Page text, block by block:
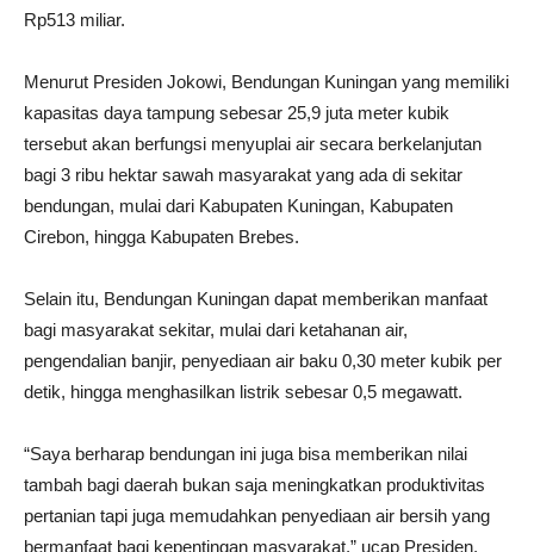
Rp513 miliar.
Menurut Presiden Jokowi, Bendungan Kuningan yang memiliki
kapasitas daya tampung sebesar 25,9 juta meter kubik
tersebut akan berfungsi menyuplai air secara berkelanjutan
bagi 3 ribu hektar sawah masyarakat yang ada di sekitar
bendungan, mulai dari Kabupaten Kuningan, Kabupaten
Cirebon, hingga Kabupaten Brebes.
Selain itu, Bendungan Kuningan dapat memberikan manfaat
bagi masyarakat sekitar, mulai dari ketahanan air,
pengendalian banjir, penyediaan air baku 0,30 meter kubik per
detik, hingga menghasilkan listrik sebesar 0,5 megawatt.
“Saya berharap bendungan ini juga bisa memberikan nilai
tambah bagi daerah bukan saja meningkatkan produktivitas
pertanian tapi juga memudahkan penyediaan air bersih yang
bermanfaat bagi kepentingan masyarakat,” ucap Presiden.